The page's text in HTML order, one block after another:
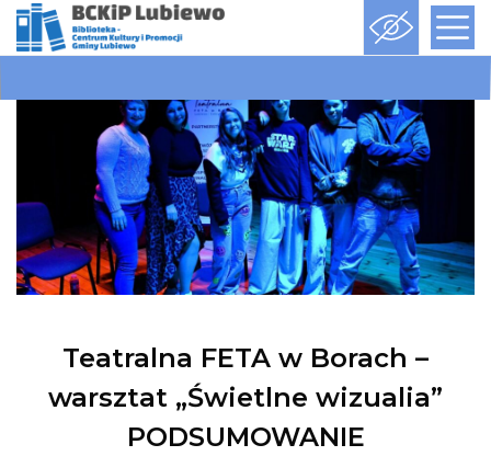
Teatralna FETA w Borach –
warsztat „Świetlne wizualia”
PODSUMOWANIE